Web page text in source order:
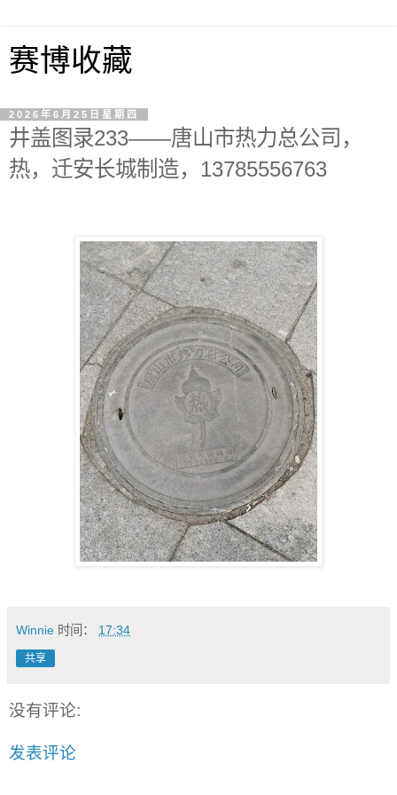
赛博收藏
2026年6月25日星期四
井盖图录233——唐山市热力总公司，
热，迁安长城制造，13785556763
Winnie 时间： 17:34
共享
没有评论:
发表评论